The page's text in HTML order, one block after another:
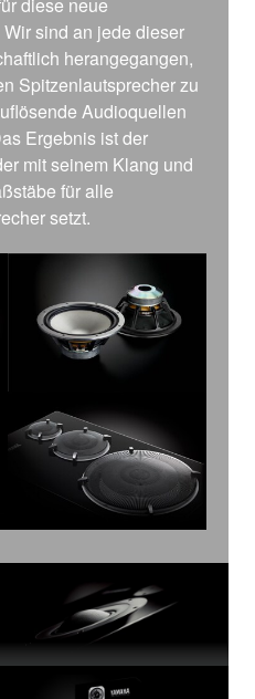
sind an jede dieser
herangegangen,
Spitzenlautsprecher zu
Audioquellen
Ergebnis ist der
mit seinem Klang und
für alle
setzt.